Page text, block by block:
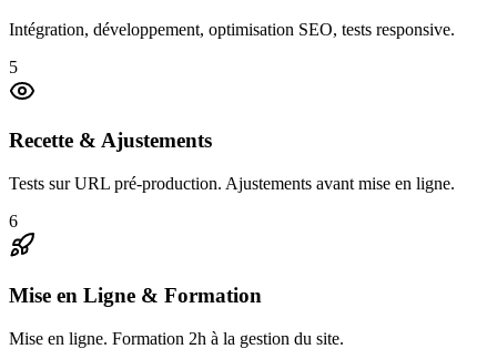
Intégration, développement, optimisation SEO, tests responsive.
5
Recette & Ajustements
Tests sur URL pré-production. Ajustements avant mise en ligne.
6
Mise en Ligne & Formation
Mise en ligne. Formation 2h à la gestion du site.